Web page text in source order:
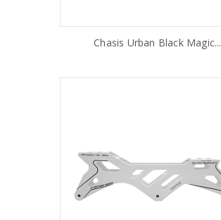
AÑADIR AL CARRITO
Chasis Urban Black Magic...